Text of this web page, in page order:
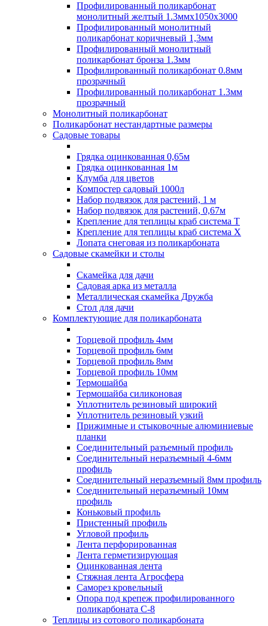
Профилированный поликарбонат
монолитный желтый 1.3ммх1050х3000
Профилированный монолитный
поликарбонат коричневый 1,3мм
Профилированный монолитный
поликарбонат бронза 1.3мм
Профилированный поликарбонат 0.8мм
прозрачный
Профилированный поликарбонат 1.3мм
прозрачный
Монолитный поликарбонат
Поликарбонат нестандартные размеры
Садовые товары
Грядка оцинкованная 0,65м
Грядка оцинкованная 1м
Клумба для цветов
Компостер садовый 1000л
Набор подвязок для растений, 1 м
Набор подвязок для растений, 0,67м
Крепление для теплицы краб система Т
Крепление для теплицы краб система Х
Лопата снеговая из поликарбоната
Садовые скамейки и столы
Скамейка для дачи
Садовая арка из металла
Металлическая скамейка Дружба
Стол для дачи
Комплектующие для поликарбоната
Торцевой профиль 4мм
Торцевой профиль 6мм
Торцевой профиль 8мм
Торцевой профиль 10мм
Термошайба
Термошайба силиконовая
Уплотнитель резиновый широкий
Уплотнитель резиновый узкий
Прижимные и стыковочные алюминиевые
планки
Соединительный разъемный профиль
Соединительный неразъемный 4-6мм
профиль
Соединительный неразъемный 8мм профиль
Соединительный неразъемный 10мм
профиль
Коньковый профиль
Пристенный профиль
Угловой профиль
Лента перфорированная
Лента герметизирующая
Оцинкованная лента
Стяжная лента Агросфера
Саморез кровельный
Опора под крепеж профилированного
поликарбоната С-8
Теплицы из сотового поликарбоната